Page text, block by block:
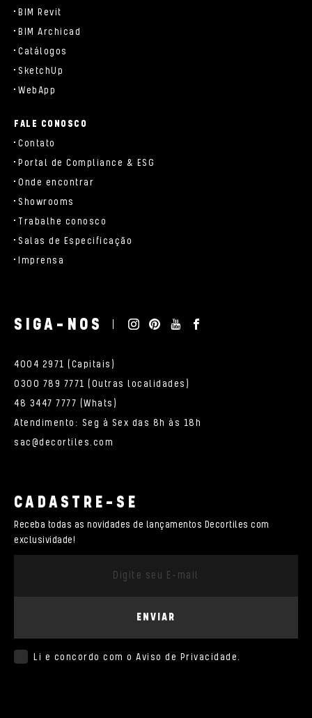
BIM Revit
BIM Archicad
Catálogos
SketchUp
WebApp
FALE CONOSCO
Contato
Portal de Compliance & ESG
Onde encontrar
Showrooms
Trabalhe conosco
Salas de Especificação
Imprensa
SIGA-NOS
4004 2971 (Capitais)
0300 789 7771 (Outras localidades)
48 3447 7777 (Whats)
Atendimento: Seg à Sex das 8h às 18h
sac@decortiles.com
CADASTRE-SE
Receba todas as novidades de lançamentos Decortiles com
exclusividade!
ENVIAR
Li e concordo com o Aviso de Privacidade.